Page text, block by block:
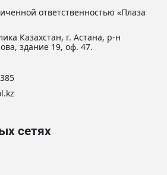
ответственностью «Плаза
Казахстан, г. Астана, р-н
здание 19, оф. 47.
сетях